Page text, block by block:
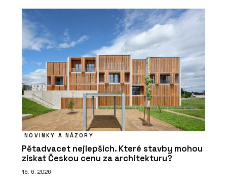
NOVINKY A NÁZORY
Pětadvacet nejlepších. Které stavby mohou
získat Českou cenu za architekturu?
16. 6. 2026